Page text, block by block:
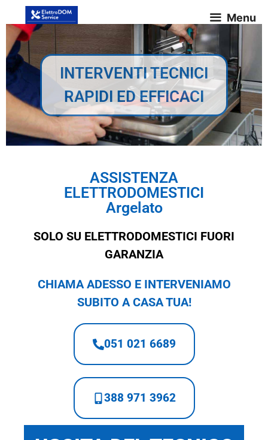
Menu
INTERVENTI TECNICI
RAPIDI ED EFFICACI
ASSISTENZA
ELETTRODOMESTICI
Argelato
SOLO SU ELETTRODOMESTICI FUORI
GARANZIA
CHIAMA ADESSO E INTERVENIAMO
SUBITO A CASA TUA!
051 021 6689
388 971 3962